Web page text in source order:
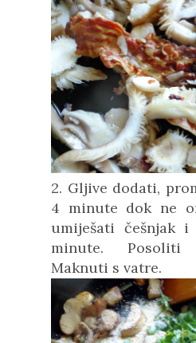
2. Gljive dodati,
4 minute dok ne
umiješati češnjak
minute.
Maknuti s vatre.